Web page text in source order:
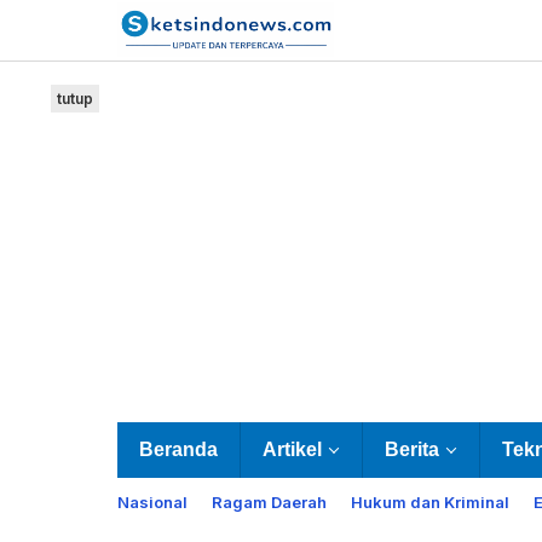
Beranda Artikel Berita
Nasional Ragam Daerah Hukum dan Kriminal
tutup